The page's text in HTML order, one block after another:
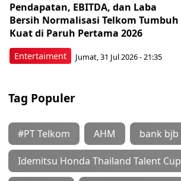
Entertaiment
Pendapatan, EBITDA, dan Laba
Bersih Normalisasi Telkom Tumbuh
Kuat di Paruh Pertama 2026
Jumat, 31 Jul 2026 - 21:35
Tag Populer
#PT Telkom AHM bank bjb
Idemitsu Honda Thailand Talent Cup